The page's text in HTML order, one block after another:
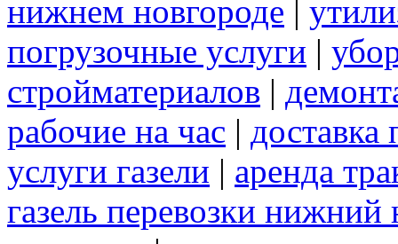
нижнем новгороде |
погрузочные услуги |
стройматериалов |
рабочие на час |
услуги газели | аренда
газель перевозки нижний